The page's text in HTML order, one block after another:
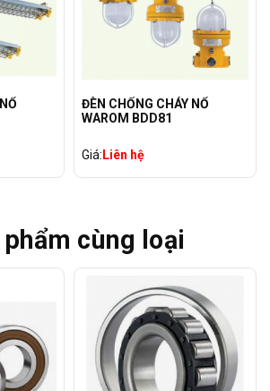
ĐÈN CHỐNG CHÁY NỔ
WAROM BDD81
Giá: Liên hệ
phẩm cùng loại